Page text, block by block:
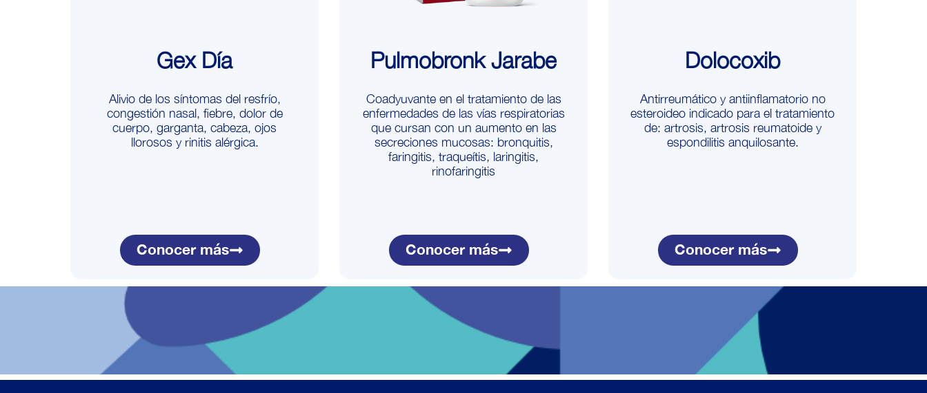
Gex Día
Alivio de los síntomas del resfrío,
congestión nasal, fiebre, dolor de
cuerpo, garganta, cabeza, ojos
llorosos y rinitis alérgica.
Conocer más
Pulmobronk Jarabe
Coadyuvante en el tratamiento de las
enfermedades de las vías respiratorias
que cursan con un aumento en las
secreciones mucosas: bronquitis,
faringitis, traqueítis, laringitis,
rinofaringitis
Conocer más
Dolocoxib
Antirreumático y antiinflamatorio no
esteroideo indicado para el tratamiento
de: artrosis, artrosis reumatoide y
espondilitis anquilosante.
Conocer más